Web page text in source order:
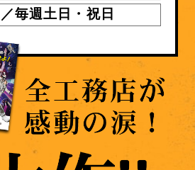
毎週土日・祝日